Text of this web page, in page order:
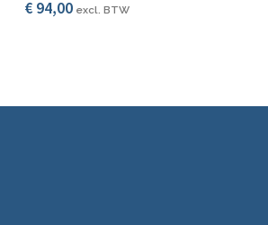
€94,00 excl. BTW